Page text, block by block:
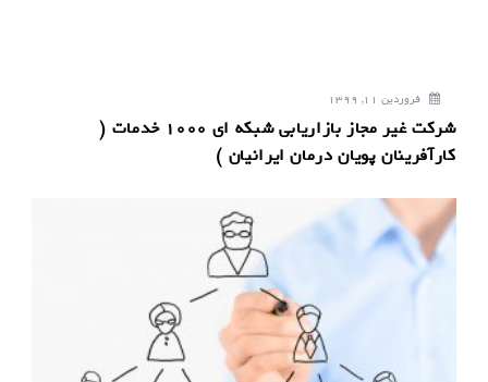
فروردین 11, 1399
شرکت غیر مجاز بازاریابی شبکه ای 1000 خدمات (
کارآفرینان پویان درمان ایرانیان )